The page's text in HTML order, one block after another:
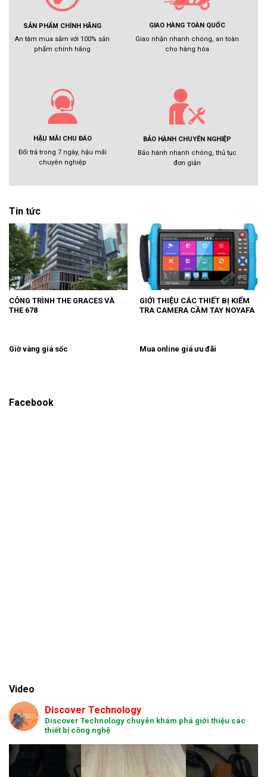
SẢN PHẨM CHÍNH HÃNG
An tâm mua sắm với 100% sản
phẩm chính hãng
GIAO HÀNG TOÀN QUỐC
Giao nhận nhanh chóng, an toàn
cho hàng hóa
HẬU MÃI CHU ĐÁO
Đổi trả trong 7 ngày, hậu mãi
chuyên nghiệp
BẢO HÀNH CHUYÊN NGHIỆP
Bảo hành nhanh chóng, thủ tục
đơn giản
Tin tức
CÔNG TRÌNH THE GRACES VÀ
THE 678
GIỚI THIỆU CÁC THIẾT BỊ KIỂM
TRA CAMERA CẦM TAY NOYAFA
Giờ vàng giá sốc Mua online giá ưu đãi
Facebook
Video
Discover Technology
Discover Technology chuyên khám phá giới thiệu các
thiết bị công nghệ